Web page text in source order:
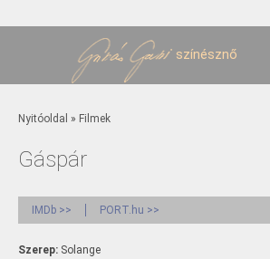
színésznő
Jelenlegi hely
Nyitóoldal » Filmek
Gáspár
IMDb >> PORT.hu >>
Szerep: Solange